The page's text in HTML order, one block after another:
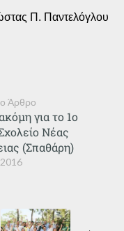
Π. Παντελόγλου
Άρθρο
για το 1ο
Νέας
(Σπαθάρη)